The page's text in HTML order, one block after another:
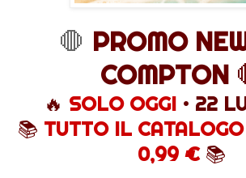
🛑 PROMO
COMPTON
🔥 SOLO OGGI• 22
📚 TUTTO IL
0,99 € 📚